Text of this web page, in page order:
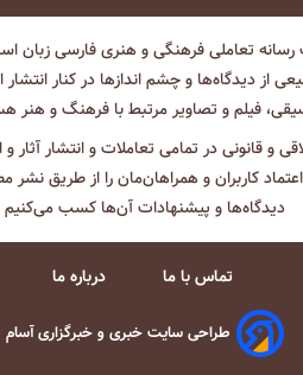
رسانه تعاملی فرهنگی و هنری فارسی
دیدگاه‌ها و چشم انداز‌ها در کنار انتشار
فیلم و تصاویر مرتبط با فرهنگ و هنر
و قانونی در تمامی تعاملات و انتشار آثار
کاربران و همراهان‌مان را از طریق
دیدگاه‌ها و پیشنهادات آن‌ها کسب می‌کنیم
تماس با ما درباره ما
طراحی سایت خبری و خبرگزاری آسام